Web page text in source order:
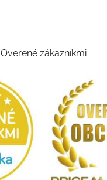
Overené zákazníkmi